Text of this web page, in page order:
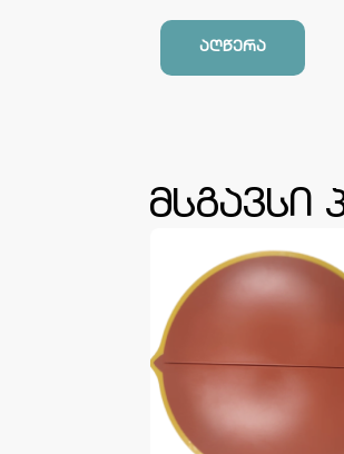
აღწერა
მსგავსი